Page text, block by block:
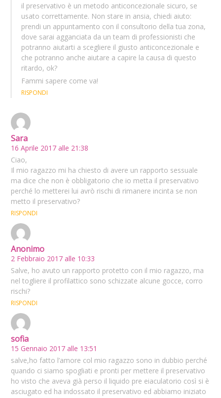
il preservativo è un metodo anticoncezionale sicuro, se
usato correttamente. Non stare in ansia, chiedi aiuto:
prendi un appuntamento con il consultorio della tua zona,
dove sarai agganciata da un team di professionisti che
potranno aiutarti a scegliere il giusto anticoncezionale e
che potranno anche aiutare a capire la causa di questo
ritardo, ok?
Fammi sapere come va!
RISPONDI
Sara
16 Aprile 2017 alle 21:38
Ciao,
Il mio ragazzo mi ha chiesto di avere un rapporto sessuale
ma dice che non è obbligatorio che io metta il preservativo
perché lo metterei lui avrò rischi di rimanere incinta se non
metto il preservativo?
RISPONDI
Anonimo
2 Febbraio 2017 alle 10:33
Salve, ho avuto un rapporto protetto con il mio ragazzo, ma
nel togliere il profilattico sono schizzate alcune gocce, corro
rischi?
RISPONDI
sofia
15 Gennaio 2017 alle 13:51
salve,ho fatto l’amore col mio ragazzo sono in dubbio perché
quando ci siamo spogliati e pronti per mettere il preservativo
ho visto che aveva già perso il liquido pre eiaculatorio così si è
asciugato ed ha indossato il preservativo ed abbiamo iniziato